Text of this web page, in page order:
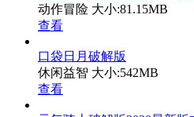
动作冒险 大小:81.15MB
查看
口袋日月破解版
休闲益智 大小:542MB
查看